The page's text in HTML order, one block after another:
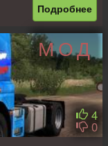
Подробнее
МОД
4
0